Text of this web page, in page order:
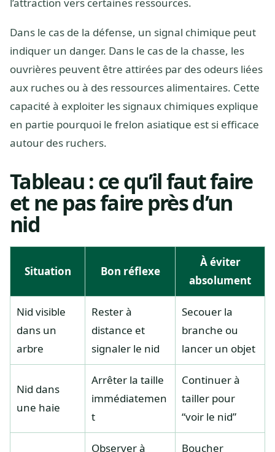
Dans le cas de la défense, un signal chimique peut
indiquer un danger. Dans le cas de la chasse, les
ouvrières peuvent être attirées par des odeurs liées
aux ruches ou à des ressources alimentaires. Cette
capacité à exploiter les signaux chimiques explique
en partie pourquoi le frelon asiatique est si efficace
autour des ruchers.
Tableau : ce qu’il faut faire
et ne pas faire près d’un
nid
Situation Bon réflexe
À éviter
absolument
Nid visible
dans un
arbre
Rester à
distance et
signaler le nid
Secouer la
branche ou
lancer un objet
Nid dans
une haie
Arrêter la taille
immédiatemen
t
Continuer à
tailler pour
“voir le nid”
Observer à
Boucher